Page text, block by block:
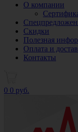
О компании
Скидки
Полезная
Оплата и
Контакты
0 0 руб.